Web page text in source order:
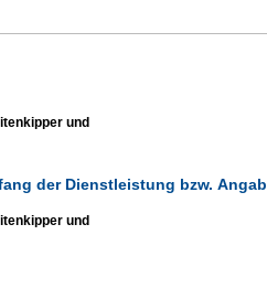
und
der Dienstleistung bzw.
und